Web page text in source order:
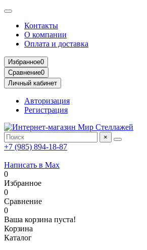
Контакты
О компании
Оплата и доставка
Избранное0
Сравнение0
Личный кабинет
Авторизация
Регистрация
×
+7 (985) 894-18-87
Написать в Max
0
Избранное
0
Сравнение
0
Ваша корзина пуста!
Корзина
Каталог